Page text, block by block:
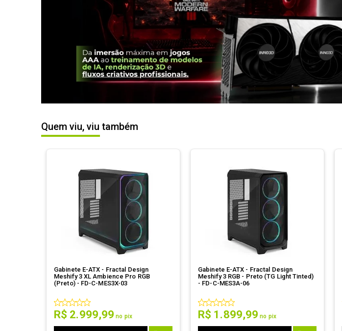
Quem viu, viu também
Gabinete E-ATX - Fractal Design
Meshify 3 XL Ambience Pro RGB
(Preto) - FD-C-MES3X-03
R$ 2.999,99 no pix
Gabinete E-ATX - Fractal Design
Meshify 3 RGB - Preto (TG Light Tinted)
- FD-C-MES3A-06
R$ 1 .899,99 no pix